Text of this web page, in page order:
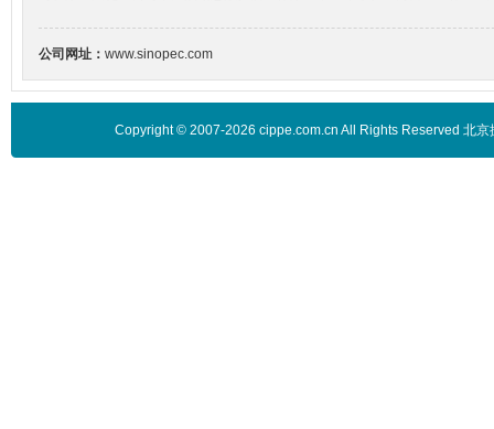
公司网址： www.sinopec.com
Copyright © 2007-2026 cippe.com.cn All Rights Reserved